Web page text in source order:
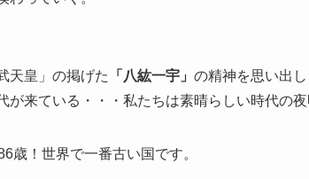
皇」の掲げた 「八紘一宇」 の精神を思い出し
が来ている・・・私たちは素晴らしい時代の
歳！世界で一番古い国です。